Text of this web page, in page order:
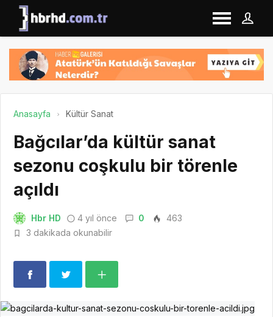
Anasayfa Kültür Sanat
Bağcılar’da kültür sanat
sezonu coşkulu bir törenle
açıldı
Hbr HD 4 yıl önce 0
463
3 dakikada okunabilir